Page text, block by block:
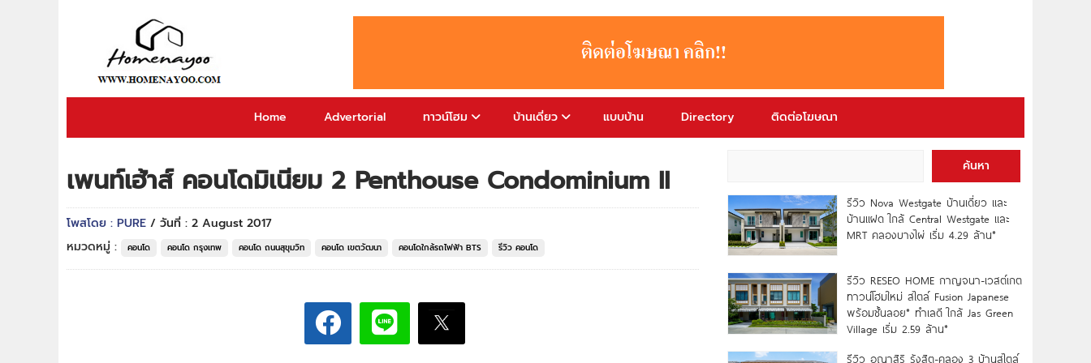
Home Advertorial ทาวน์โฮม บ้านเดี่ยว แบบบ้าน Directory ติดต่อโฆษณา
เพนท์เฮ้าส์ คอนโดมิเนียม 2 Penthouse Condominium II
โพสโดย : PURE / วันที่ : 2 August 2017
หมวดหมู่ :
คอนโด คอนโด กรุงเทพ คอนโด ถนนสุขุมวิท คอนโด เขตวัฒนา คอนโดใกล้รถไฟฟ้า BTS รีวิว คอนโด
ค้นหา
รีวิว Nova Westgate บ้านเดี่ยว และ
บ้านแฝด ใกล้ Central Westgate และ
MRT คลองบางไผ่ เริ่ม 4.29 ล้าน*
รีวิว RESEO HOME กาญจนา-เวสต์เกต
ทาวน์โฮมใหม่ สไตล์ Fusion Japanese
พร้อมชั้นลอย* ทำเลดี ใกล้ Jas Green
Village เริ่ม 2.59 ล้าน*
รีวิว อณาสิริ รังสิต-คลอง 3 บ้านสไตล์